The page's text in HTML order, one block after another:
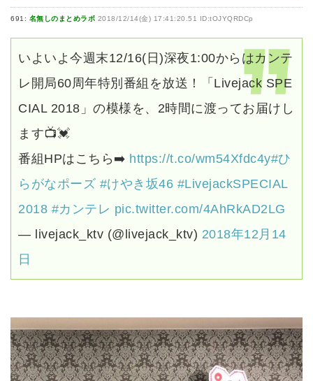
691: 名無しのまとめラボ 2018/12/14(金) 17:41:20.51 ID:tOJYQRDCp
いよいよ今週末12/16(日)深夜1:00からはカンテ
レ開局60周年特別番組を放送！「Livejack SPE
CIAL 2018」の模様を、2時間に渡ってお届けし
ます📺💓
番組HPはこちら➡️ https://t.co/wm54Xfdc4y#ひ
らがなポーズ #けやき坂46 #LivejackSPECIAL
2018 #カンテレ pic.twitter.com/4AhRkAD2LG
— livejack_ktv (@livejack_ktv) 2018年12月14
日